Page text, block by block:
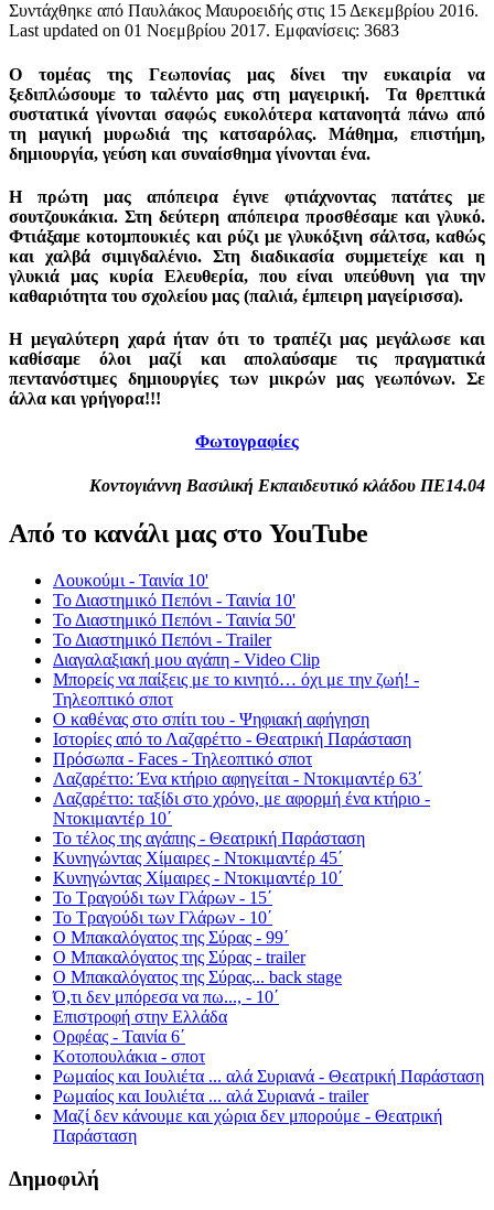
Συντάχθηκε από Παυλάκος Μαυροειδής στις 15 Δεκεμβρίου 2016.
Last updated on 01 Νοεμβρίου 2017. Εμφανίσεις: 3683
Ο τομέας της Γεωπονίας μας δίνει την ευκαιρία να
ξεδιπλώσουμε το ταλέντο μας στη μαγειρική. Τα θρεπτικά
συστατικά γίνονται σαφώς ευκολότερα κατανοητά πάνω από
τη μαγική μυρωδιά της κατσαρόλας. Μάθημα, επιστήμη,
δημιουργία, γεύση και συναίσθημα γίνονται ένα.
Η πρώτη μας απόπειρα έγινε φτιάχνοντας πατάτες με
σουτζουκάκια. Στη δεύτερη απόπειρα προσθέσαμε και γλυκό.
Φτιάξαμε κοτομπουκιές και ρύζι με γλυκόξινη σάλτσα, καθώς
και χαλβά σιμιγδαλένιο. Στη διαδικασία συμμετείχε και η
γλυκιά μας κυρία Ελευθερία, που είναι υπεύθυνη για την
καθαριότητα του σχολείου μας (παλιά, έμπειρη μαγείρισσα).
Η μεγαλύτερη χαρά ήταν ότι το τραπέζι μας μεγάλωσε και
καθίσαμε όλοι μαζί και απολαύσαμε τις πραγματικά
πεντανόστιμες δημιουργίες των μικρών μας γεωπόνων. Σε
άλλα και γρήγορα!!!
Φωτογραφίες
Κοντογιάννη Βασιλική Εκπαιδευτικό κλάδου ΠΕ14.04
Από το κανάλι μας στο YouTube
Λουκούμι - Ταινία 10'
Το Διαστημικό Πεπόνι - Ταινία 10'
Το Διαστημικό Πεπόνι - Ταινία 50'
Το Διαστημικό Πεπόνι - Trailer
Διαγαλαξιακή μου αγάπη - Video Clip
Μπορείς να παίξεις με το κινητό… όχι με την ζωή! -
Τηλεοπτικό σποτ
Ο καθένας στο σπίτι του - Ψηφιακή αφήγηση
Ιστορίες από το Λαζαρέττο - Θεατρική Παράσταση
Πρόσωπα - Faces - Τηλεοπτικό σποτ
Λαζαρέττο: Ένα κτήριο αφηγείται - Ντοκιμαντέρ 63΄
Λαζαρέττο: ταξίδι στο χρόνο, με αφορμή ένα κτήριο -
Ντοκιμαντέρ 10΄
Το τέλος της αγάπης - Θεατρική Παράσταση
Κυνηγώντας Χίμαιρες - Ντοκιμαντέρ 45΄
Κυνηγώντας Χίμαιρες - Ντοκιμαντέρ 10΄
Το Τραγούδι των Γλάρων - 15΄
Το Τραγούδι των Γλάρων - 10΄
Ο Μπακαλόγατος της Σύρας - 99΄
Ο Μπακαλόγατος της Σύρας - trailer
Ο Μπακαλόγατος της Σύρας... back stage
Ό,τι δεν μπόρεσα να πω..., - 10΄
Επιστροφή στην Ελλάδα
Ορφέας - Ταινία 6΄
Κοτοπουλάκια - σποτ
Ρωμαίος και Ιουλιέτα ... αλά Συριανά - Θεατρική Παράσταση
Ρωμαίος και Ιουλιέτα ... αλά Συριανά - trailer
Μαζί δεν κάνουμε και χώρια δεν μπορούμε - Θεατρική
Παράσταση
Δημοφιλή